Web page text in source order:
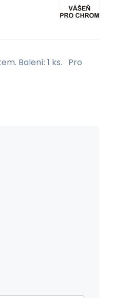
Balení: 1 ks. Pro